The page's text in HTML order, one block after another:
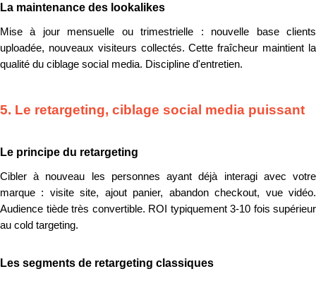
La maintenance des lookalikes
Mise à jour mensuelle ou trimestrielle : nouvelle base clients
uploadée, nouveaux visiteurs collectés. Cette fraîcheur maintient la
qualité du ciblage social media. Discipline d'entretien.
5. Le retargeting, ciblage social media puissant
Le principe du retargeting
Cibler à nouveau les personnes ayant déjà interagi avec votre
marque : visite site, ajout panier, abandon checkout, vue vidéo.
Audience tiède très convertible. ROI typiquement 3-10 fois supérieur
au cold targeting.
Les segments de retargeting classiques